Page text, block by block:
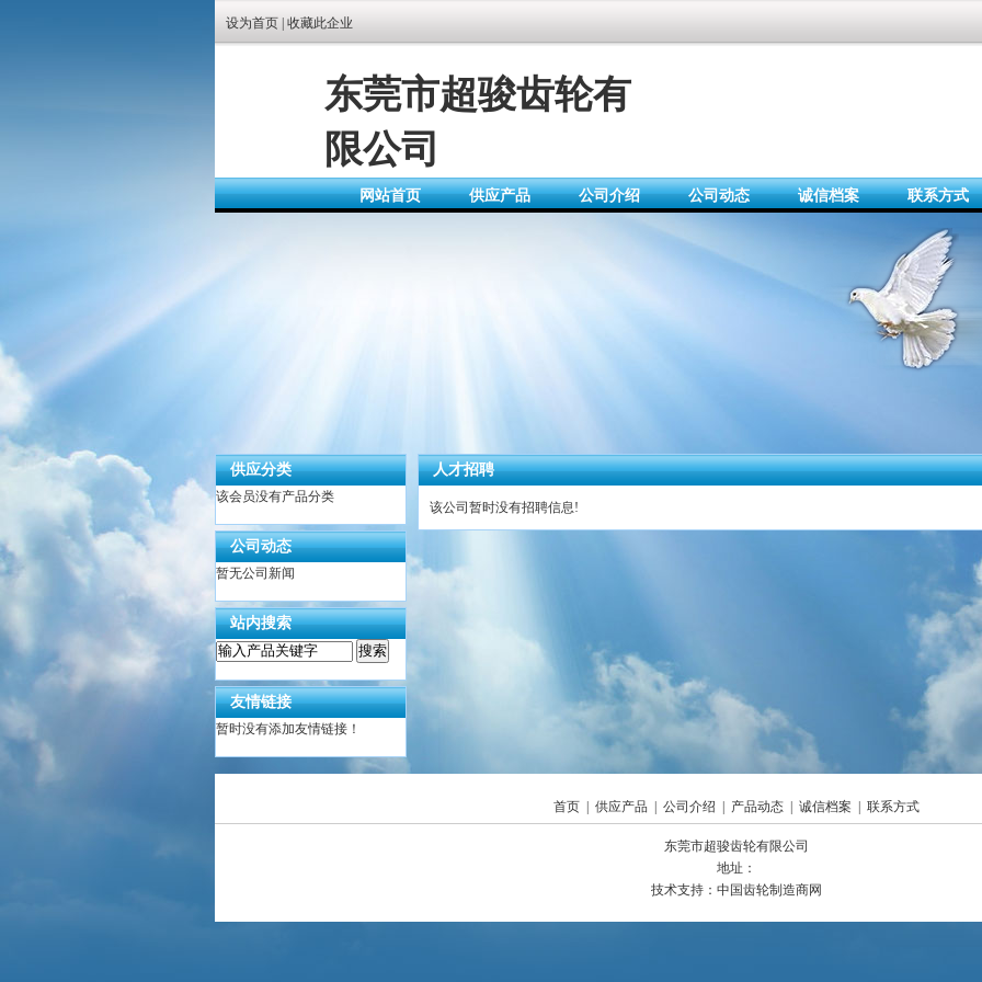
设为首页 收藏此企业
东莞市超骏齿轮有
限公司
网站首页 供应产品 公司介绍 公司动态 诚信档案 联系方式
供应分类
该会员没有产品分类
公司动态
暂无公司新闻
站内搜索
友情链接
暂时没有添加友情链接！
人才招聘
该公司暂时没有招聘信息!
首页 供应产品 公司介绍 产品动态 诚信档案 联系方式
东莞市超骏齿轮有限公司
地址：
技术支持： 中国齿轮制造商网